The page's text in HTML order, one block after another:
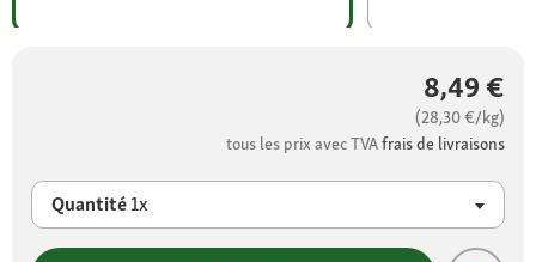
8,49 €
(28,30 €/kg)
tous les prix avec TVAfrais de livraisons
Quantité1x